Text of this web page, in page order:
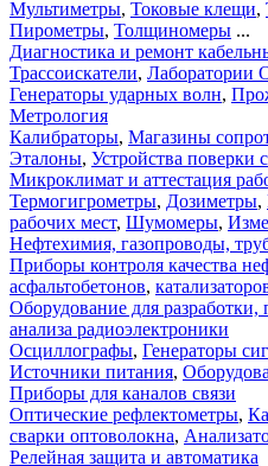
Мультиметры, Токовые клещи,
Пирометры, Толщиномеры ...
Диагностика и ремонт
Трассоискатели,
Генераторы ударных волн,
Метрология
Калибраторы, Магазины
Эталоны, Устройства поверки
Микроклимат и аттестация
Термогигрометры, Дозиметры,
рабочих мест, Шумомеры,
Нефтехимия, газопроводы,
Приборы контроля качества
асфальтобетонов,
Оборудование для
анализа радиоэлектроники
Осциллографы, Генераторы
Источники питания,
Приборы для каналов связи
Оптические рефлектометры,
сварки оптоволокна,
Релейная защита и автоматика